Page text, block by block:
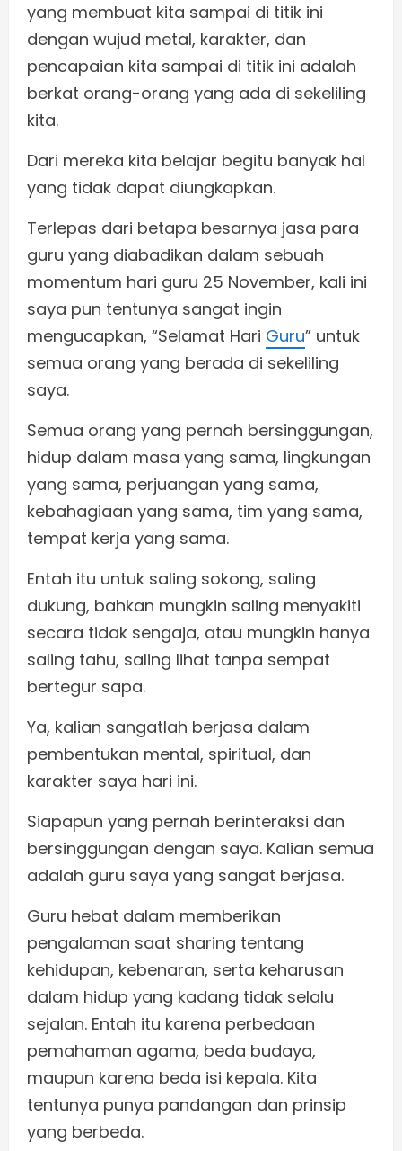
yang membuat kita sampai di titik ini
dengan wujud metal, karakter, dan
pencapaian kita sampai di titik ini adalah
berkat orang-orang yang ada di sekeliling
kita.
Dari mereka kita belajar begitu banyak hal
yang tidak dapat diungkapkan.
Terlepas dari betapa besarnya jasa para
guru yang diabadikan dalam sebuah
momentum hari guru 25 November, kali ini
saya pun tentunya sangat ingin
mengucapkan, “Selamat Hari Guru” untuk
semua orang yang berada di sekeliling
saya.
Semua orang yang pernah bersinggungan,
hidup dalam masa yang sama, lingkungan
yang sama, perjuangan yang sama,
kebahagiaan yang sama, tim yang sama,
tempat kerja yang sama.
Entah itu untuk saling sokong, saling
dukung, bahkan mungkin saling menyakiti
secara tidak sengaja, atau mungkin hanya
saling tahu, saling lihat tanpa sempat
bertegur sapa.
Ya, kalian sangatlah berjasa dalam
pembentukan mental, spiritual, dan
karakter saya hari ini.
Siapapun yang pernah berinteraksi dan
bersinggungan dengan saya. Kalian semua
adalah guru saya yang sangat berjasa.
Guru hebat dalam memberikan
pengalaman saat sharing tentang
kehidupan, kebenaran, serta keharusan
dalam hidup yang kadang tidak selalu
sejalan. Entah itu karena perbedaan
pemahaman agama, beda budaya,
maupun karena beda isi kepala. Kita
tentunya punya pandangan dan prinsip
yang berbeda.